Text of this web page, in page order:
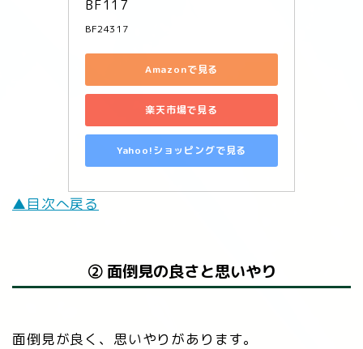
BF117
BF24317
Amazonで見る
楽天市場で見る
Yahoo!ショッピングで見る
▲目次へ戻る
② 面倒見の良さと思いやり
面倒見が良く、思いやりがあります。